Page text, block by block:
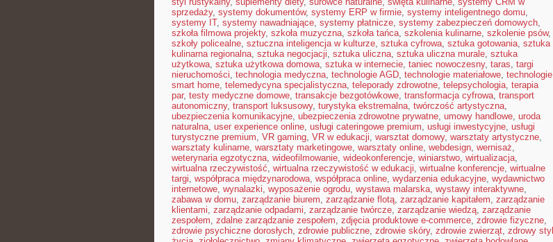
sprzedaży, systemy dokumentów, systemy ERP w firmie, systemy inteligentnego domu,
systemy IT, systemy nawadniające, systemy płatnicze, systemy zabezpieczeń domowych,
szkoła filmowa projekty, szkoła muzyczna, szkoła tańca, szkolenia kulinarne, szkolenie psów,
szkoły policealne, sztuczna inteligencja w kulturze, sztuka cyfrowa, sztuka gotowania, sztuka
kulinarna regionalna, sztuka negocjacji, sztuka uliczna, sztuka uliczna murale, sztuka
użytkowa, sztuka użytkowa domowa, sztuka w internecie, taniec nowoczesny, taras, targi
nieruchomości, technologia medyczna, technologie AGD, technologie materiałowe, technologie
smart home, telemedycyna specjalistyczna, teleporady zdrowotne, telepsychologia, terapia
par, testy medyczne domowe, transakcje bezgotówkowe, transformacja cyfrowa, transport
autonomiczny, transport luksusowy, turystyka ekstremalna, twórczość artystyczna,
ubezpieczenia komunikacyjne, ubezpieczenia zdrowotne prywatne, umowy handlowe, uroda
naturalna, user experience online, usługi cateringowe premium, usługi inwestycyjne, usługi
turystyczne premium, VR gaming, VR w edukacji, warsztat domowy, warsztaty artystyczne,
warsztaty kulinarne, warsztaty marketingowe, warsztaty online, webdesign, wernisaż,
weterynaria egzotyczna, wideofilmowanie, wideokonferencje, winiarstwo, wirtualizacja,
wirtualna rzeczywistość, wirtualna rzeczywistość w edukacji, wirtualne konferencje, wirtualne
targi, współpraca międzynarodowa, współpraca online, wydarzenia edukacyjne, wydawnictwo
internetowe, wynalazki, wyposażenie ogrodu, wystawa malarska, wystawy interaktywne,
zabawa w domu, zarządzanie biurem, zarządzanie flotą, zarządzanie kapitałem, zarządzanie
klientami, zarządzanie odpadami, zarządzanie twórcze, zarządzanie wiedzą, zarządzanie
zespołem, zdalne zarządzanie zespołem, zdjęcia produktowe e-commerce, zdrowie fizyczne,
zdrowie psychiczne dorosłych, zdrowie publiczne, zdrowie skóry, zdrowie zwierząt, zdrowy styl